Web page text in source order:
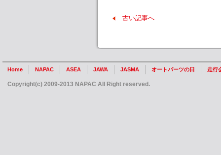
古い記事へ
Home NAPAC ASEA JAWA JASMA オートパーツの日 走行
Copyright(c) 2009-2013 NAPAC All Right reserved.